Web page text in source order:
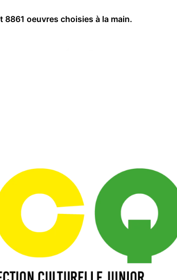
oeuvres choisies à la main.